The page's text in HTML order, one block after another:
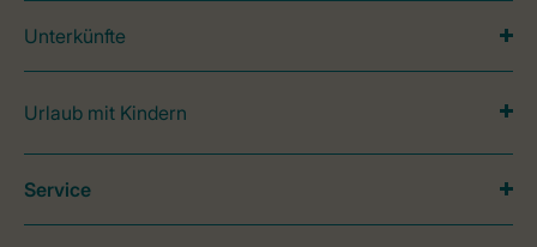
Unterkünfte
Urlaub mit Kindern
Service